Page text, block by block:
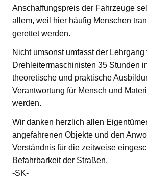
Anschaffungspreis der Fahrzeuge
allem, weil hier häufig Menschen
gerettet werden.
Nicht umsonst umfasst der Lehrgang
Drehleitermaschinisten 35 Stunden
theoretische und praktische
Verantwortung für Mensch und
werden.
Wir danken herzlich allen
angefahrenen Objekte und den
Verständnis für die zeitweise
Befahrbarkeit der Straßen.
-SK-